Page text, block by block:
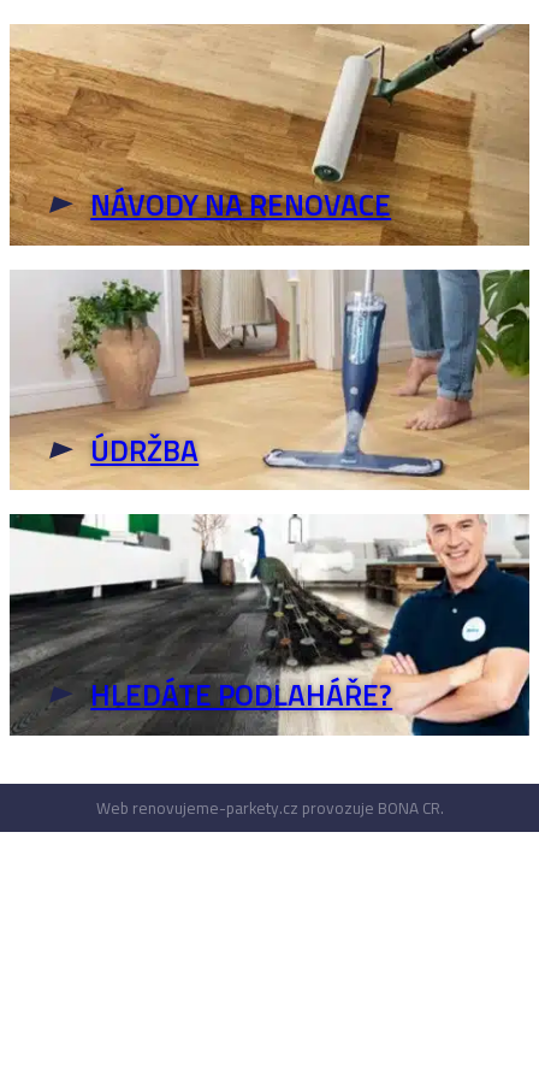
Web renovujeme-parkety.cz provozuje BONA CR.
NÁVODY NA RENOVACE
ÚDRŽBA
HLEDÁTE PODLAHÁŘE?